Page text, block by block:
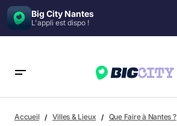
Big City Nantes
L'appli est dispo !
Accueil Villes & Lieux Que Faire à Nantes ?